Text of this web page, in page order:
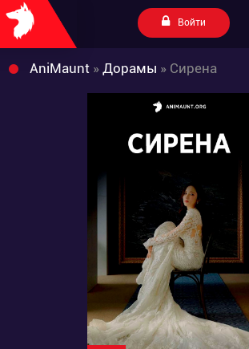
Войти
AniMaunt » Дорамы » Сирена